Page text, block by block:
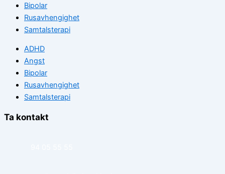
Bipolar
Rusavhengighet
Samtalsterapi
ADHD
Angst
Bipolar
Rusavhengighet
Samtalsterapi
Ta kontakt